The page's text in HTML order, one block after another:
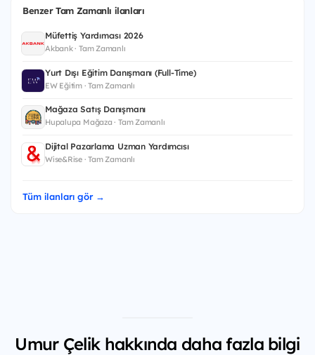
Benzer Tam Zamanlı ilanları
Müfettiş Yardımcısı 2026
Akbank · Tam Zamanlı
Yurt Dışı Eğitim Danışmanı (Full-Time)
EW Eğitim · Tam Zamanlı
Mağaza Satış Danışmanı
Hupalupa Mağaza · Tam Zamanlı
Dijital Pazarlama Uzman Yardımcısı
Wise&Rise · Tam Zamanlı
Tüm ilanları gör →
Umur Çelik hakkında daha fazla bilgi